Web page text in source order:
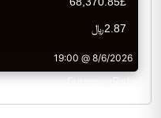
CurrencyRate